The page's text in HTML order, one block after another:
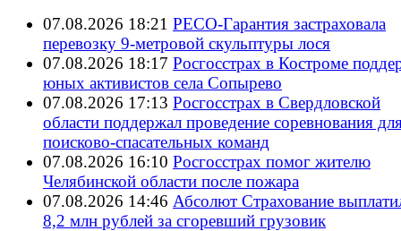
07.08.2026 18:21 РЕСО-Гарантия застраховала
перевозку 9-метровой скульптуры лося
07.08.2026 18:17 Росгосстрах в Костроме
юных активистов села Сопырево
07.08.2026 17:13 Росгосстрах в Свердловской
области поддержал проведение соревнования
поисково‑спасательных команд
07.08.2026 16:10 Росгосстрах помог жителю
Челябинской области после пожара
07.08.2026 14:46 Абсолют Страхование
8,2 млн рублей за сгоревший грузовик